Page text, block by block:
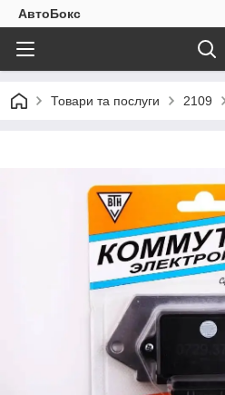
АвтоБокс
Товари та послуги 2109